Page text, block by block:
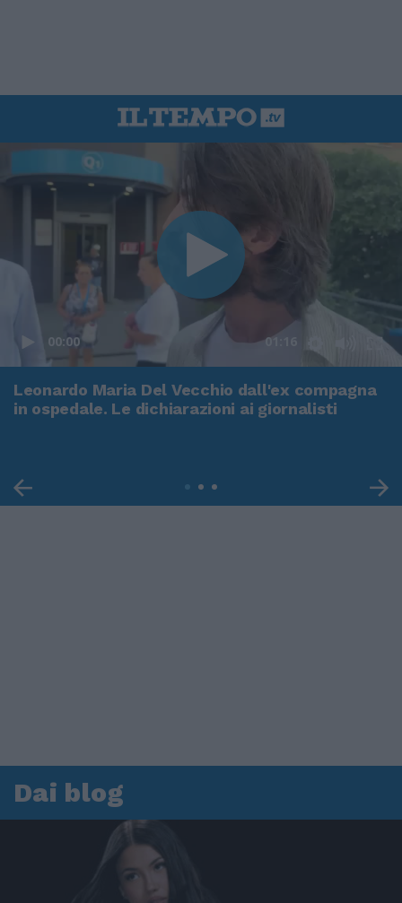
00:00 01:16
Leonardo Maria Del Vecchio dall'ex compagna
in ospedale. Le dichiarazioni ai giornalisti
Dai blog